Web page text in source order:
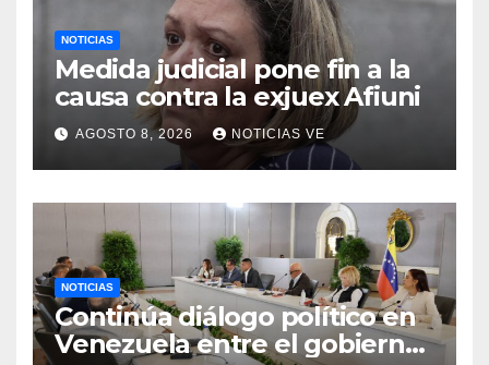
NOTICIAS
Medida judicial pone fin a la
causa contra la exjuex Afiuni
AGOSTO 8, 2026 NOTICIAS VE
NOTICIAS
Continúa diálogo político en
Venezuela entre el gobierno